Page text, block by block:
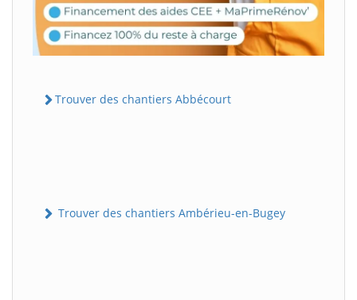
Trouver des chantiers Abbécourt
Trouver des chantiers Ambérieu-en-Bugey